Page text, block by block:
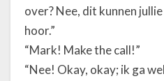
over? Nee, dit kunnen
hoor.”
“Mark! Make the call!”
“Nee! Okay, okay; ik ga